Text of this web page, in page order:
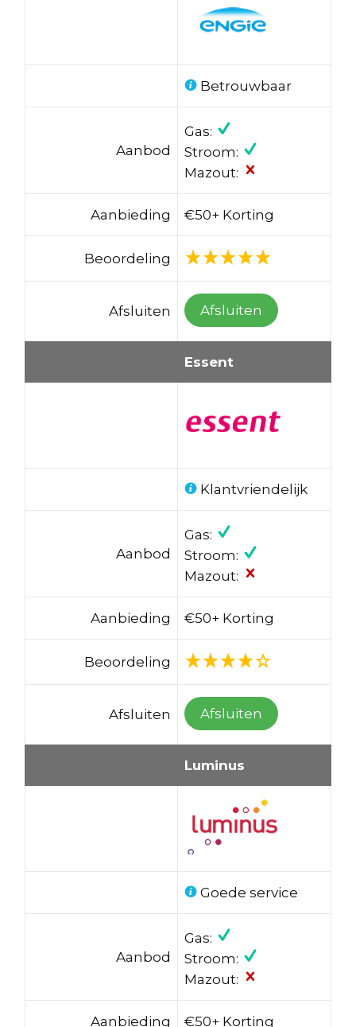
Betrouwbaar
Aanbod
Gas:
Stroom:
Mazout:
Aanbieding €50+ Korting
Beoordeling
Afsluiten Afsluiten
Essent
Klantvriendelijk
Aanbod
Gas:
Stroom:
Mazout:
Aanbieding €50+ Korting
Beoordeling
Afsluiten Afsluiten
Luminus
Goede service
Aanbod
Gas:
Stroom:
Mazout:
Aanbieding €50+ Korting